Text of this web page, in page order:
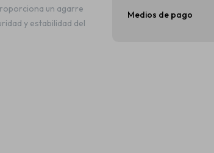
un agarre
y estabilidad del
Medios de pago